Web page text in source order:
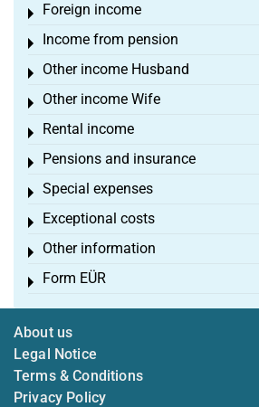
Foreign income
Toggle menu
Income from pension
Toggle menu
Other income Husband
Toggle menu
Other income Wife
Toggle menu
Rental income
Toggle menu
Pensions and insurance
Toggle menu
Special expenses
Toggle menu
Exceptional costs
Toggle menu
Other information
Toggle menu
Form EÜR
Toggle menu
About us
Legal Notice
Terms & Conditions
Privacy Policy